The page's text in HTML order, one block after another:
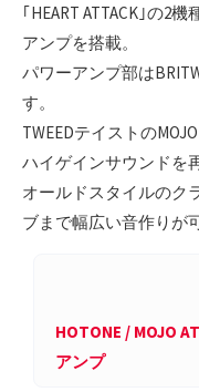
｢HEART ATTACK｣の2
アンプを搭載。
パワーアンプ部は
す。
TWEEDテイストの
ハイゲインサウンドを
オールドスタイルのク
ブまで幅広い音作りが
HOTONE / MOJO
アンプ